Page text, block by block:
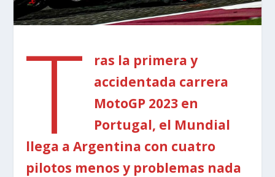
T
ras la primera y
accidentada carrera
MotoGP 2023 en
Portugal, el Mundial
llega a Argentina con cuatro
pilotos menos y problemas nada